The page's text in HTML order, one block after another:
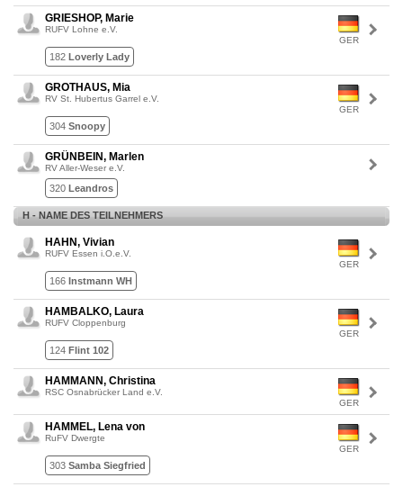
GER
GRIESHOP, Marie
RUFV Lohne e.V.
182 Loverly Lady
GER
GROTHAUS, Mia
RV St. Hubertus Garrel e.V.
304 Snoopy
GRÜNBEIN, Marlen
RV Aller-Weser e.V.
320 Leandros
H - NAME DES TEILNEHMERS
GER
HAHN, Vivian
RUFV Essen i.O.e.V.
166 Instmann WH
GER
HAMBALKO, Laura
RUFV Cloppenburg
124 Flint 102
GER
HAMMANN, Christina
RSC Osnabrücker Land e.V.
GER
HAMMEL, Lena von
RuFV Dwergte
303 Samba Siegfried